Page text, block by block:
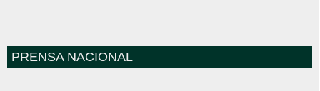
PRENSA NACIONAL